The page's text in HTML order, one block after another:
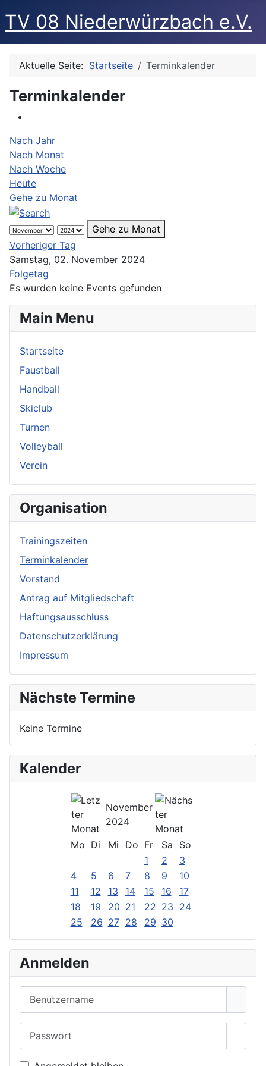
TV 08 Niederwürzbach e.V.
Aktuelle Seite: Startseite Terminkalender
Terminkalender
Nach Jahr
Nach Monat
Nach Woche
Heute
Gehe zu Monat
Gehe zu Monat
Vorheriger Tag
Samstag, 02. November 2024
Folgetag
Es wurden keine Events gefunden
Main Menu
Startseite
Faustball
Handball
Skiclub
Turnen
Volleyball
Verein
Organisation
Trainingszeiten
Terminkalender
Vorstand
Antrag auf Mitgliedschaft
Haftungsausschluss
Datenschutzerklärung
Impressum
Nächste Termine
Keine Termine
Kalender
November
2024
Mo Di Mi Do Fr Sa
So
1
2
3
4
5 6 7 8 9
10
11
12 13 14 15 16
17
18
19 20 21 22 23 24
25
26 27 28 29 30
Anmelden